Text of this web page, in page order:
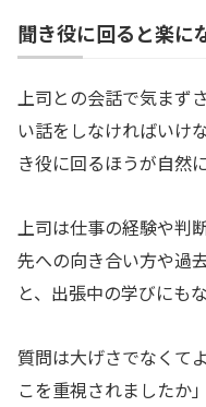
聞き役に回ると楽に
上司との会話で気まず
い話をしなければいけ
き役に回るほうが自然
上司は仕事の経験や判
先への向き合い方や過
と、出張中の学びにもな
質問は大げさでなくて
こを重視されましたか